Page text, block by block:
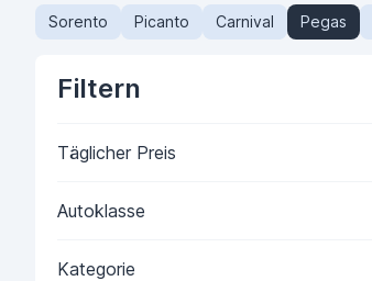
Sorento Picanto Carnival Pegas
Filtern
Täglicher Preis
Autoklasse
Kategorie